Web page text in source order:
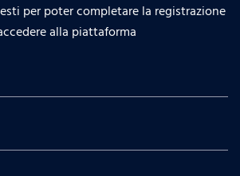
per poter completare la registrazione
alla piattaforma